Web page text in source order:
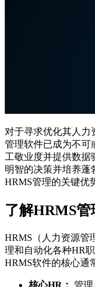
对于寻求优化其人力
管理软件已成为不可
工敬业度并提供数据
明智的决策并培养蓬
HRMS管理的关键优
了解HRMS管
HRMS（人力资源管
理和自动化各种HR
HRMS软件的核心通
核心HR： 管理